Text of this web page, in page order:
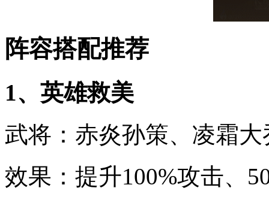
阵容搭配推荐
1、英雄救美
武将：赤炎孙策、凌霜
效果：提升100%攻击、